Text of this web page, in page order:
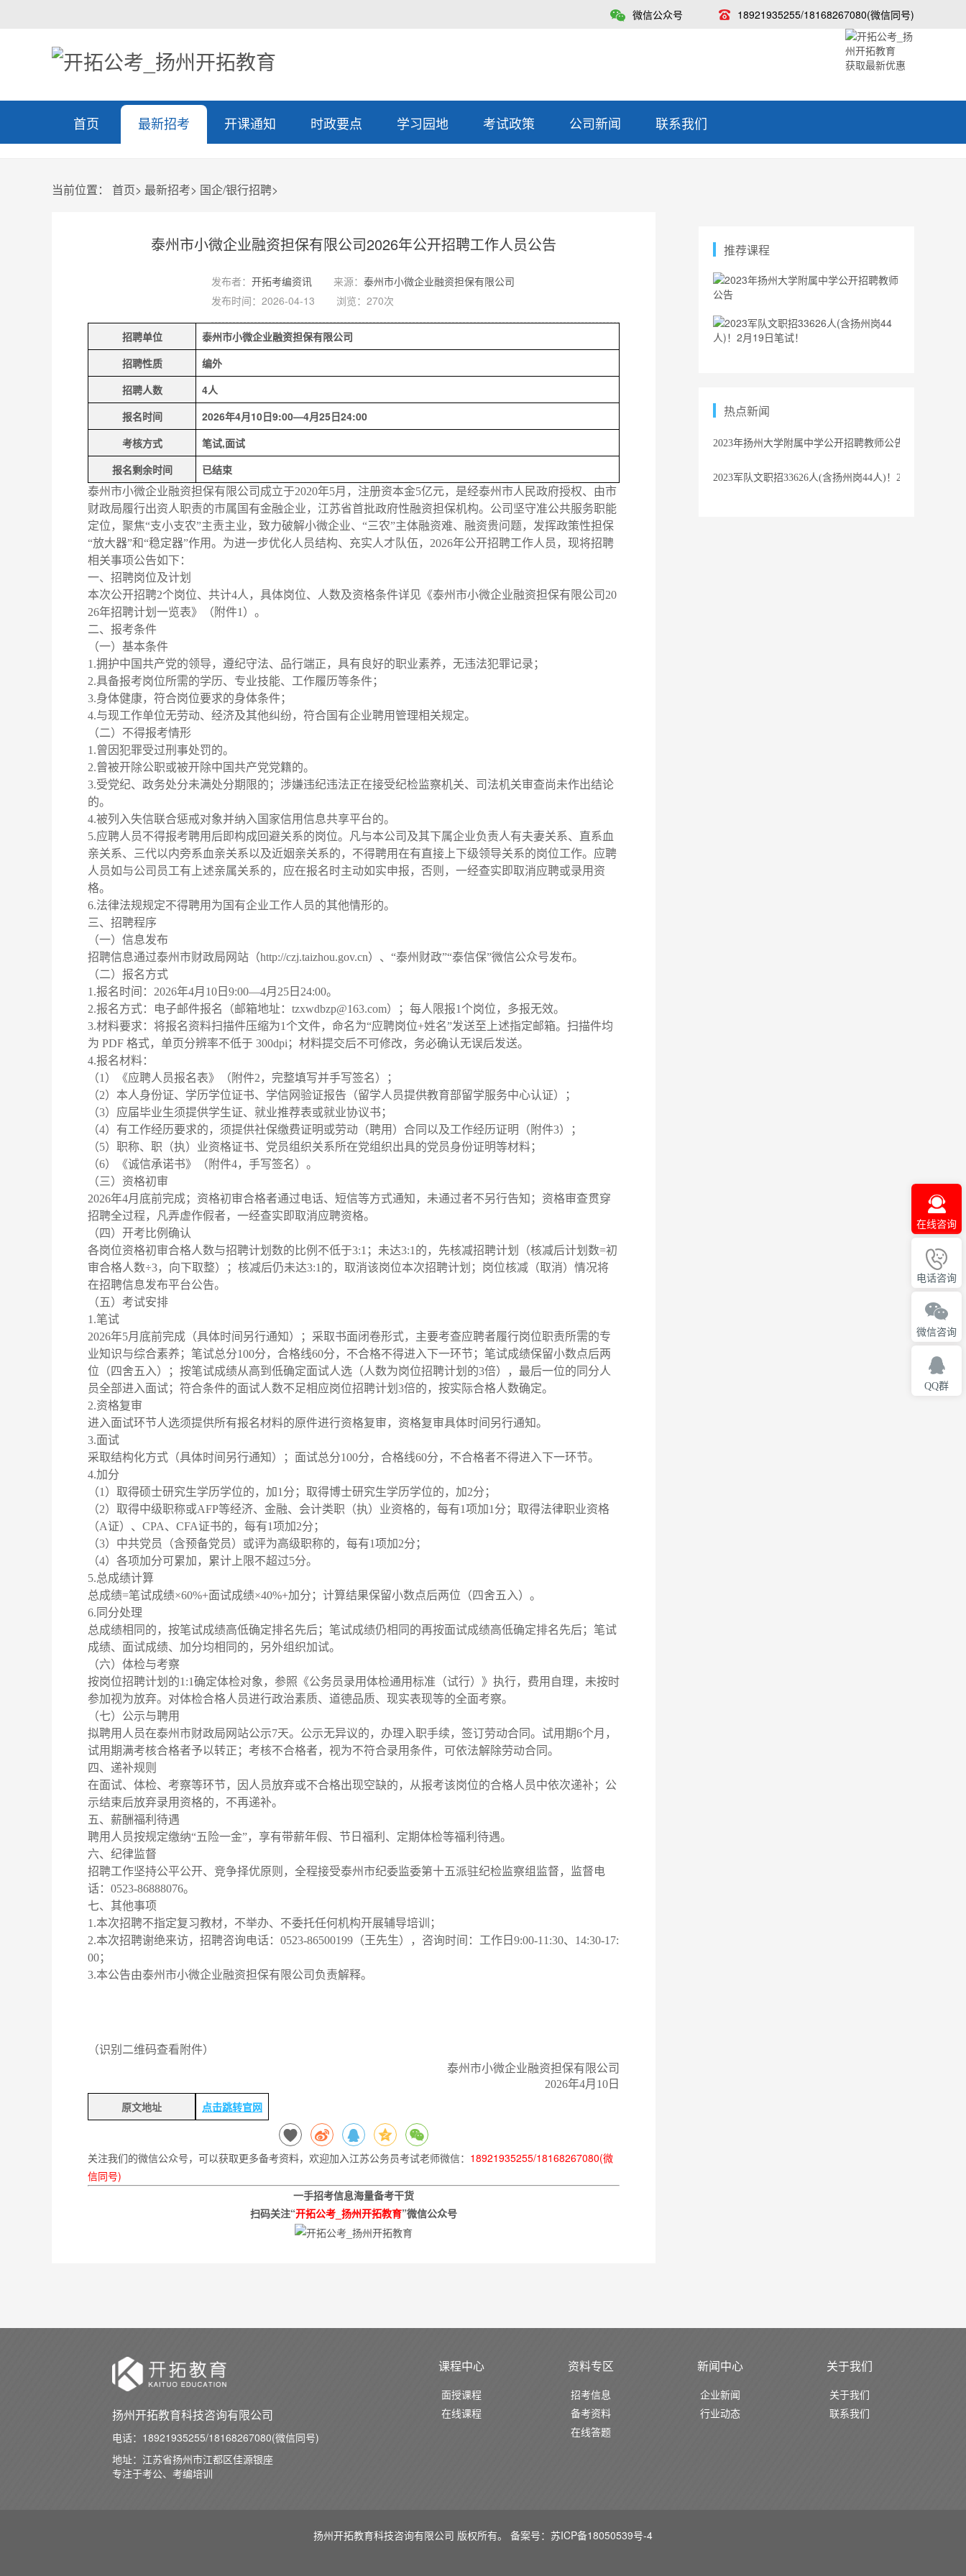
微信公众号 18921935255/18168267080(微信同号)
获取最新优惠
首页 最新招考 开课通知 时政要点 学习园地 考试政策 公司新闻 联系我们
当前位置： 首页> 最新招考> 国企/银行招聘>
泰州市小微企业融资担保有限公司2026年公开招聘工作人员公告
发布者： 开拓考编资讯 来源： 泰州市小微企业融资担保有限公司
发布时间：2026-04-13
浏览：270次
招聘单位
泰州市小微企业融资担保有限公司
招聘性质
编外
招聘人数
4人
报名时间
2026年4月10日9:00—4月25日24:00
考核方式
笔试,面试
报名剩余时间
已结束
泰州市小微企业融资担保有限公司成立于2020年5月，注册资本金5亿元，是经泰州市人民政府授权、由市
财政局履行出资人职责的市属国有金融企业，江苏省首批政府性融资担保机构。公司坚守准公共服务职能
定位，聚焦“支小支农”主责主业，致力破解小微企业、“三农”主体融资难、融资贵问题，发挥政策性担保
“放大器”和“稳定器”作用。为进一步优化人员结构、充实人才队伍，2026年公开招聘工作人员，现将招聘
相关事项公告如下：
一、招聘岗位及计划
本次公开招聘2个岗位、共计4人，具体岗位、人数及资格条件详见《泰州市小微企业融资担保有限公司20
26年招聘计划一览表》（附件1）。
二、报考条件
（一）基本条件
1.拥护中国共产党的领导，遵纪守法、品行端正，具有良好的职业素养，无违法犯罪记录；
2.具备报考岗位所需的学历、专业技能、工作履历等条件；
3.身体健康，符合岗位要求的身体条件；
4.与现工作单位无劳动、经济及其他纠纷，符合国有企业聘用管理相关规定。
（二）不得报考情形
1.曾因犯罪受过刑事处罚的。
2.曾被开除公职或被开除中国共产党党籍的。
3.受党纪、政务处分未满处分期限的；涉嫌违纪违法正在接受纪检监察机关、司法机关审查尚未作出结论
的。
4.被列入失信联合惩戒对象并纳入国家信用信息共享平台的。
5.应聘人员不得报考聘用后即构成回避关系的岗位。凡与本公司及其下属企业负责人有夫妻关系、直系血
亲关系、三代以内旁系血亲关系以及近姻亲关系的，不得聘用在有直接上下级领导关系的岗位工作。应聘
人员如与公司员工有上述亲属关系的，应在报名时主动如实申报，否则，一经查实即取消应聘或录用资
格。
6.法律法规规定不得聘用为国有企业工作人员的其他情形的。
三、招聘程序
（一）信息发布
招聘信息通过泰州市财政局网站（http://czj.taizhou.gov.cn）、“泰州财政”“泰信保”微信公众号发布。
（二）报名方式
1.报名时间：2026年4月10日9:00—4月25日24:00。
2.报名方式：电子邮件报名（邮箱地址：tzxwdbzp@163.com）；每人限报1个岗位，多报无效。
3.材料要求：将报名资料扫描件压缩为1个文件，命名为“应聘岗位+姓名”发送至上述指定邮箱。扫描件均
为 PDF 格式，单页分辨率不低于 300dpi；材料提交后不可修改，务必确认无误后发送。
4.报名材料：
（1）《应聘人员报名表》（附件2，完整填写并手写签名）；
（2）本人身份证、学历学位证书、学信网验证报告（留学人员提供教育部留学服务中心认证）；
（3）应届毕业生须提供学生证、就业推荐表或就业协议书；
（4）有工作经历要求的，须提供社保缴费证明或劳动（聘用）合同以及工作经历证明（附件3）；
（5）职称、职（执）业资格证书、党员组织关系所在党组织出具的党员身份证明等材料；
（6）《诚信承诺书》（附件4，手写签名）。
（三）资格初审
2026年4月底前完成；资格初审合格者通过电话、短信等方式通知，未通过者不另行告知；资格审查贯穿
招聘全过程，凡弄虚作假者，一经查实即取消应聘资格。
（四）开考比例确认
各岗位资格初审合格人数与招聘计划数的比例不低于3:1；未达3:1的，先核减招聘计划（核减后计划数=初
审合格人数÷3，向下取整）；核减后仍未达3:1的，取消该岗位本次招聘计划；岗位核减（取消）情况将
在招聘信息发布平台公告。
（五）考试安排
1.笔试
2026年5月底前完成（具体时间另行通知）；采取书面闭卷形式，主要考查应聘者履行岗位职责所需的专
业知识与综合素养；笔试总分100分，合格线60分，不合格不得进入下一环节；笔试成绩保留小数点后两
位（四舍五入）；按笔试成绩从高到低确定面试人选（人数为岗位招聘计划的3倍），最后一位的同分人
员全部进入面试；符合条件的面试人数不足相应岗位招聘计划3倍的，按实际合格人数确定。
2.资格复审
进入面试环节人选须提供所有报名材料的原件进行资格复审，资格复审具体时间另行通知。
3.面试
采取结构化方式（具体时间另行通知）；面试总分100分，合格线60分，不合格者不得进入下一环节。
4.加分
（1）取得硕士研究生学历学位的，加1分；取得博士研究生学历学位的，加2分；
（2）取得中级职称或AFP等经济、金融、会计类职（执）业资格的，每有1项加1分；取得法律职业资格
（A证）、CPA、CFA证书的，每有1项加2分；
（3）中共党员（含预备党员）或评为高级职称的，每有1项加2分；
（4）各项加分可累加，累计上限不超过5分。
5.总成绩计算
总成绩=笔试成绩×60%+面试成绩×40%+加分；计算结果保留小数点后两位（四舍五入）。
6.同分处理
总成绩相同的，按笔试成绩高低确定排名先后；笔试成绩仍相同的再按面试成绩高低确定排名先后；笔试
成绩、面试成绩、加分均相同的，另外组织加试。
（六）体检与考察
按岗位招聘计划的1:1确定体检对象，参照《公务员录用体检通用标准（试行）》执行，费用自理，未按时
参加视为放弃。对体检合格人员进行政治素质、道德品质、现实表现等的全面考察。
（七）公示与聘用
拟聘用人员在泰州市财政局网站公示7天。公示无异议的，办理入职手续，签订劳动合同。试用期6个月，
试用期满考核合格者予以转正；考核不合格者，视为不符合录用条件，可依法解除劳动合同。
四、递补规则
在面试、体检、考察等环节，因人员放弃或不合格出现空缺的，从报考该岗位的合格人员中依次递补；公
示结束后放弃录用资格的，不再递补。
五、薪酬福利待遇
聘用人员按规定缴纳“五险一金”，享有带薪年假、节日福利、定期体检等福利待遇。
六、纪律监督
招聘工作坚持公平公开、竞争择优原则，全程接受泰州市纪委监委第十五派驻纪检监察组监督，监督电
话：0523-86888076。
七、其他事项
1.本次招聘不指定复习教材，不举办、不委托任何机构开展辅导培训；
2.本次招聘谢绝来访，招聘咨询电话：0523-86500199（王先生），咨询时间：工作日9:00-11:30、14:30-17:
00；
3.本公告由泰州市小微企业融资担保有限公司负责解释。
（识别二维码查看附件）
泰州市小微企业融资担保有限公司
2026年4月10日
原文地址 点击跳转官网
关注我们的微信公众号，可以获取更多备考资料，欢迎加入江苏公务员考试老师微信： 18921935255/18168267080(微
信同号)
一手招考信息海量备考干货
扫码关注“开拓公考_扬州开拓教育”微信公众号
推荐课程
热点新闻
2023年扬州大学附属中学公开招聘教师公告
2023军队文职招33626人(含扬州岗44人)！2月19日笔试！
在线咨询
电话咨询
微信咨询
QQ群
扬州开拓教育科技咨询有限公司
电话： 18921935255/18168267080(微信同号)
地址：江苏省扬州市江都区佳源银座
专注于考公、考编培训
课程中心
面授课程
在线课程
资料专区
招考信息
备考资料
在线答题
新闻中心
企业新闻
行业动态
关于我们
关于我们
联系我们
扬州开拓教育科技咨询有限公司 版权所有。 备案号：苏ICP备18050539号-4